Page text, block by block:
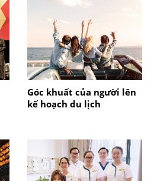
Góc khuất của người lên
kế hoạch du lịch